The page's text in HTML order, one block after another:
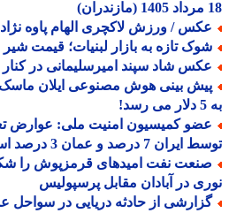
/ ورزش لاکچری الهام پاوه نژاد در
تازه به بازار لبنیات؛ قیمت شیر
شاد سپند امیرسلیمانی در کنار
کمیسیون امنیت ملی: عوارض
7 درصد و عمان 3 درصد است
نفت امیدهای قرمزپوش را شکست
در آبادان مقابل پرسپولیس
از حادثه دریایی در سواحل عمان